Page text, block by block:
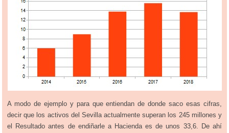
A modo de ejemplo y para que entiendan de donde saco esas cifras,
decir que los activos del Sevilla actualmente superan los 245 millones y
el Resultado antes de endiñarle a Hacienda es de unos 33,6. De ahí